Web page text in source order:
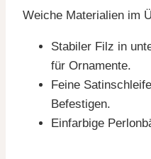
Weiche Materialien im
Stabiler Filz in
für Ornamente.
Feine
Befestigen.
Einfarbige